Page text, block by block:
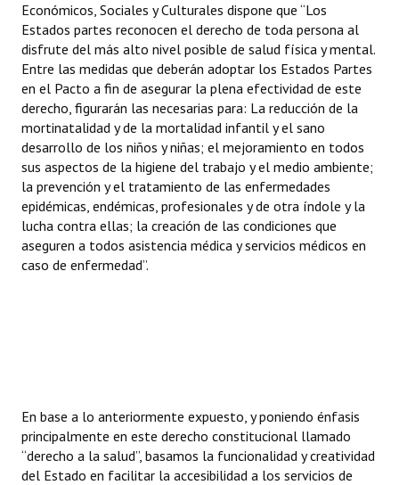
Periodistas Decanos - Registro
Ciudadano Ilustre - Registro
Banca del Vecino - Registro
Huéspedes de Honor - Registro
Antiguos Pobladores - Registro
Reconocimientos - Registro
Bariloche, Municipio intercultural
Entrega de distinciones
Económicos, Sociales y Culturales dispone que “Los
Estados partes reconocen el derecho de toda persona al
disfrute del más alto nivel posible de salud física y mental.
Entre las medidas que deberán adoptar los Estados Partes
en el Pacto a fin de asegurar la plena efectividad de este
derecho, figurarán las necesarias para: La reducción de la
mortinatalidad y de la mortalidad infantil y el sano
desarrollo de los niños y niñas; el mejoramiento en todos
sus aspectos de la higiene del trabajo y el medio ambiente;
la prevención y el tratamiento de las enfermedades
epidémicas, endémicas, profesionales y de otra índole y la
lucha contra ellas; la creación de las condiciones que
aseguren a todos asistencia médica y servicios médicos en
caso de enfermedad”.
En base a lo anteriormente expuesto, y poniendo énfasis
principalmente en este derecho constitucional llamado
“derecho a la salud”, basamos la funcionalidad y creatividad
del Estado en facilitar la accesibilidad a los servicios de